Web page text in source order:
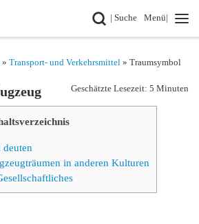
| SucheSearch
Menü|
» Transport- und Verkehrsmittel » Traumsymbol
Geschätzte Lesezeit: 5 Minuten
in anderen Kulturen